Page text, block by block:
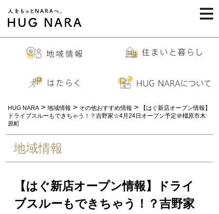
HUG NARA > 地域情報 > その他おすすめ情報 >
【はぐ新店オープン情報】
ドライブスルーもできちゃう！？吉野家☆4月24日オープン予定＠橿原市木
原町
地域情報
【はぐ新店オープン情報】ドライ
ブスルーもできちゃう！？吉野家